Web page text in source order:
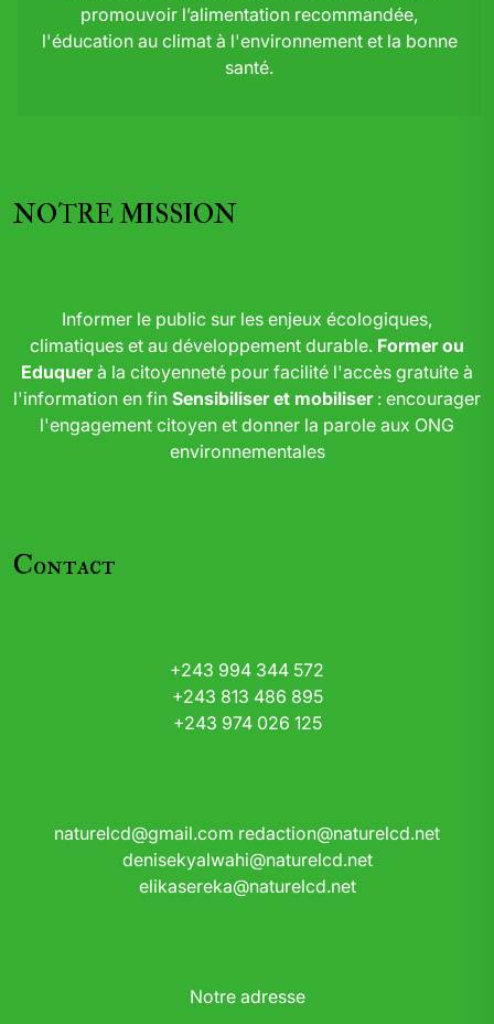
promouvoir l’alimentation recommandée,
l'éducation au climat à l'environnement et la bonne
santé.
NOTRE MISSION
Informer le public sur les enjeux écologiques,
climatiques et au développement durable. Former ou
Eduquerà la citoyenneté pour facilité l'accès gratuite à
l'information en fin Sensibiliser et mobiliser: encourager
l'engagement citoyen et donner la parole aux ONG
environnementales
Contact
+243 994 344 572
+243 813 486 895
+243 974 026 125
naturelcd@gmail.com redaction@naturelcd.net
denisekyalwahi@naturelcd.net
elikasereka@naturelcd.net
Notre adresse